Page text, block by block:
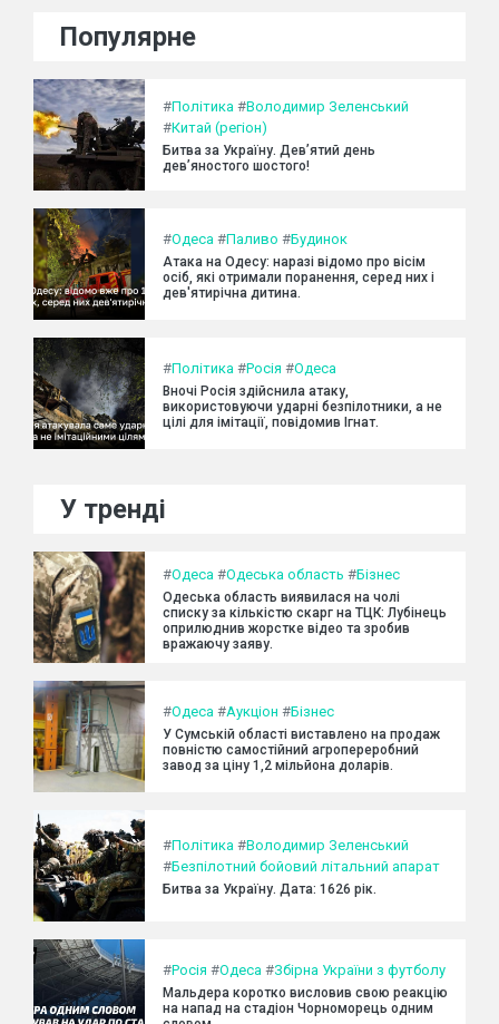
Популярне
#Політика #Володимир Зеленський
#Китай (регіон)
Битва за Україну. Дев’ятий день
дев’яностого шостого!
#Одеса #Паливо #Будинок
Атака на Одесу: наразі відомо про вісім
осіб, які отримали поранення, серед них і
дев'ятирічна дитина.
#Політика #Росія #Одеса
Вночі Росія здійснила атаку,
використовуючи ударні безпілотники, а не
цілі для імітації, повідомив Ігнат.
У тренді
#Одеса #Одеська область #Бізнес
Одеська область виявилася на чолі
списку за кількістю скарг на ТЦК: Лубінець
оприлюднив жорстке відео та зробив
вражаючу заяву.
#Одеса #Аукціон #Бізнес
У Сумській області виставлено на продаж
повністю самостійний агропереробний
завод за ціну 1,2 мільйона доларів.
#Політика #Володимир Зеленський
#Безпілотний бойовий літальний апарат
Битва за Україну. Дата: 1626 рік.
#Росія #Одеса #Збірна України з футболу
Мальдера коротко висловив свою реакцію
на напад на стадіон Чорноморець одним